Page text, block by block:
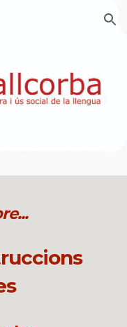
Skip to navigation